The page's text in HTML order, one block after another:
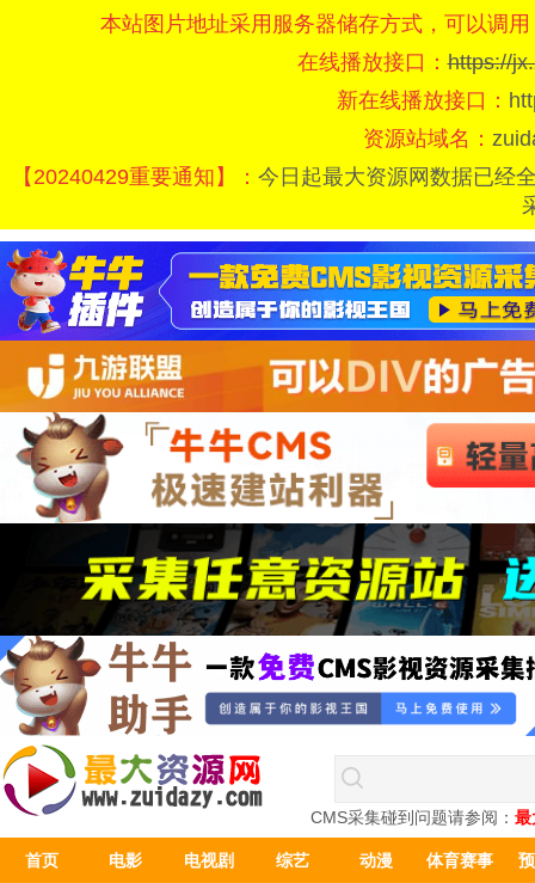
本站图片地址采用服务器储存方式，可以调
在线播放接口：https://
新在线播放接口：
资源站域名：
【20240429重要通知】： 今日起最大资源网数据已经
CMS采集碰到问题请参阅： 最
首页 电影 电视剧 综艺 动漫 体育赛事